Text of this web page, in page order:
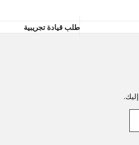
طلب قيادة تجريبية